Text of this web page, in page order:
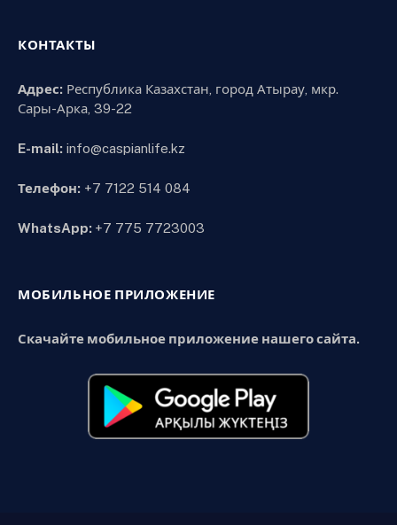
КОНТАКТЫ
Адрес: Республика Казахстан, город Атырау, мкр.
Сары-Арка, 39-22
E-mail: info@caspianlife.kz
Телефон: +7 7122 514 084
WhatsApp: +7 775 7723003
МОБИЛЬНОЕ ПРИЛОЖЕНИЕ
Скачайте мобильное приложение нашего сайта.